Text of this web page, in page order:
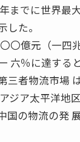
までに世界最
た。
〇億元（一四
六％に達する
三者物流市場
ジア太平洋地
国の物流の発